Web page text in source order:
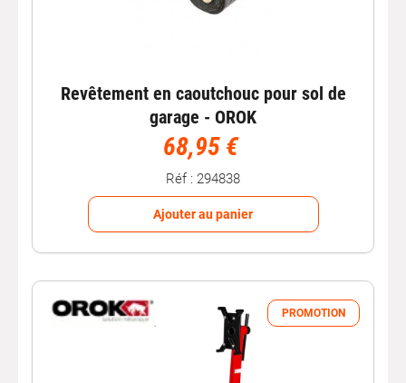
Revêtement en caoutchouc pour sol de
garage - OROK
68,95 €
Réf : 294838
Ajouter au panier
PROMOTION